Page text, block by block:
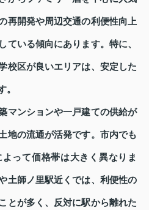
再開発や周辺交通の利便性向上
ている傾向にあります。特に、
校区が良いエリアは、安定した
。
マンションや一戸建ての供給が
地の流通が活発です。市内でも
って価格帯は大きく異なりま
土師ノ里駅近くでは、利便性の
とが多く、反対に駅から離れた